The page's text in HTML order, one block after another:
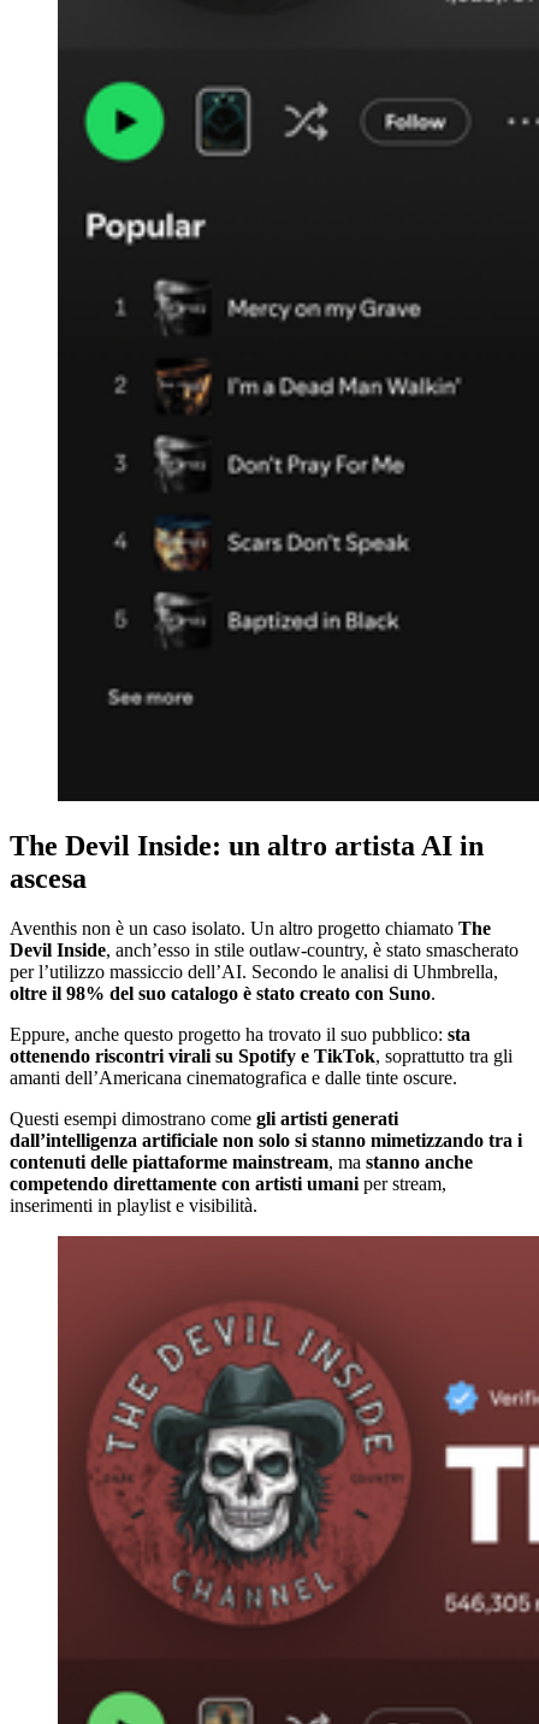
The Devil Inside: un altro artista AI in
ascesa
Aventhis non è un caso isolato. Un altro progetto chiamato The
Devil Inside, anch’esso in stile outlaw-country, è stato smascherato
per l’utilizzo massiccio dell’AI. Secondo le analisi di Uhmbrella,
oltre il 98% del suo catalogo è stato creato con Suno.
Eppure, anche questo progetto ha trovato il suo pubblico: sta
ottenendo riscontri virali su Spotify e TikTok, soprattutto tra gli
amanti dell’Americana cinematografica e dalle tinte oscure.
Questi esempi dimostrano come gli artisti generati
dall’intelligenza artificiale non solo si stanno mimetizzando tra i
contenuti delle piattaforme mainstream, ma stanno anche
competendo direttamente con artisti umaniper stream,
inserimenti in playlist e visibilità.